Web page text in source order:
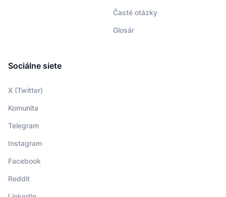
Časté otázky
Glosár
Sociálne siete
X (Twitter)
Komunita
Telegram
Instagram
Facebook
Reddit